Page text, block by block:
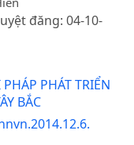
đăng: 04-10-
PHÁT TRIỂN
BẮC